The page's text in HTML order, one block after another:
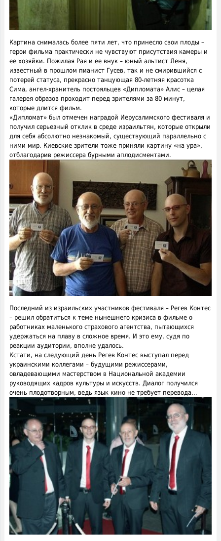
Картина снималась более пяти лет, что принесло свои плоды –
герои фильма практически не чувствуют присутствия камеры и
ее хозяйки. Пожилая Рая и ее внук – юный альтист Леня,
известный в прошлом пианист Гусев, так и не смирившийся с
потерей статуса, прекрасно танцующая 80-летняя красотка
Сима, ангел-хранитель постояльцев «Дипломата» Алис – целая
галерея образов проходит перед зрителями за 80 минут,
которые длится фильм.
«Дипломат» был отмечен наградой Иерусалимского фестиваля и
получил серьезный отклик в среде израильтян, которые открыли
для себя абсолютно незнакомый, существующий параллельно с
ними мир. Киевские зрители тоже приняли картину «на ура»,
отблагодарив режиссера бурными аплодисментами.
Последний из израильских участников фестиваля – Регев Контес
– решил обратиться к теме нынешнего кризиса в фильме о
работниках маленького страхового агентства, пытающихся
удержаться на плаву в сложное время. И это ему, судя по
реакции аудитории, вполне удалось.
Кстати, на следующий день Регев Контес выступал перед
украинскими коллегами – будущими режиссерами,
овладевающими мастерством в Национальной академии
руководящих кадров культуры и искусств. Диалог получился
очень плодотворным, ведь язык кино не требует перевода…